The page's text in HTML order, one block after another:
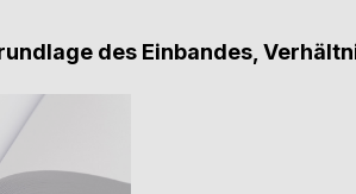
des Einbandes,